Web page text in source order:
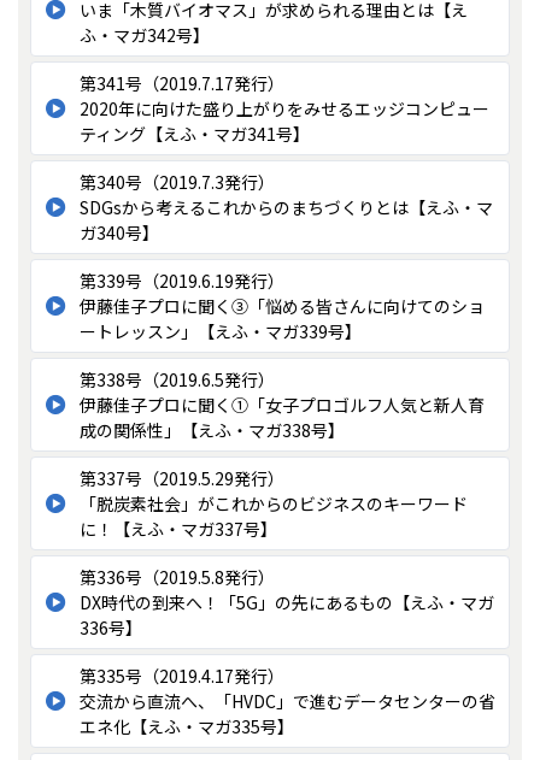
いま「木質バイオマス」が求められる理由とは【え
ふ・マガ342号】
第341号（2019.7.17発行）
2020年に向けた盛り上がりをみせるエッジコンピュー
ティング【えふ・マガ341号】
第340号（2019.7.3発行）
SDGsから考えるこれからのまちづくりとは【えふ・マ
ガ340号】
第339号（2019.6.19発行）
伊藤佳子プロに聞く③「悩める皆さんに向けてのショ
ートレッスン」【えふ・マガ339号】
第338号（2019.6.5発行）
伊藤佳子プロに聞く①「女子プロゴルフ人気と新人育
成の関係性」【えふ・マガ338号】
第337号（2019.5.29発行）
「脱炭素社会」がこれからのビジネスのキーワード
に！【えふ・マガ337号】
第336号（2019.5.8発行）
DX時代の到来へ！「5G」の先にあるもの【えふ・マガ
336号】
第335号（2019.4.17発行）
交流から直流へ、「HVDC」で進むデータセンターの省
エネ化【えふ・マガ335号】